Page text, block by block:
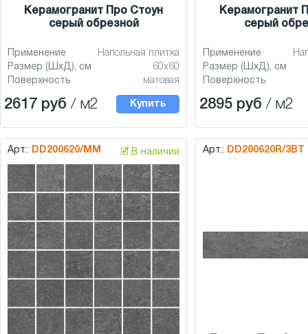
Керамогранит Про Стоун
серый обрезной
Применение
Напольная плитка
Размер (ШхД), см
60x60
Поверхность
матовая
2617 руб / м2 Купить
Керамогранит
серый
Применение
Размер (ШхД), см
Поверхность
2895 руб / м2
Арт.: DD200620/MM 🗹 В наличии Арт.: DD200620R/3BT